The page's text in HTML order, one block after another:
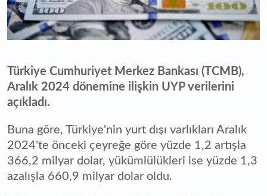
Türkiye Cumhuriyet Merkez Bankası (TCMB),
Aralık 2024 dönemine ilişkin UYP verilerini
açıkladı.
Buna göre, Türkiye'nin yurt dışı varlıkları Aralık
2024'te önceki çeyreğe göre yüzde 1,2 artışla
366,2 milyar dolar, yükümlülükleri ise yüzde 1,3
azalışla 660,9 milyar dolar oldu.